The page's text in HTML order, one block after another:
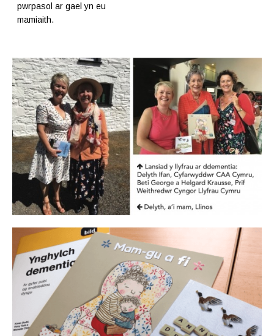
pwrpasol ar gael yn eu
mamiaith.